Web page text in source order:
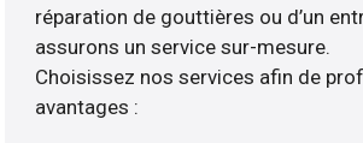
réparation de gouttières ou d’un
assurons un service sur-mesure.
Choisissez nos services afin de
avantages :